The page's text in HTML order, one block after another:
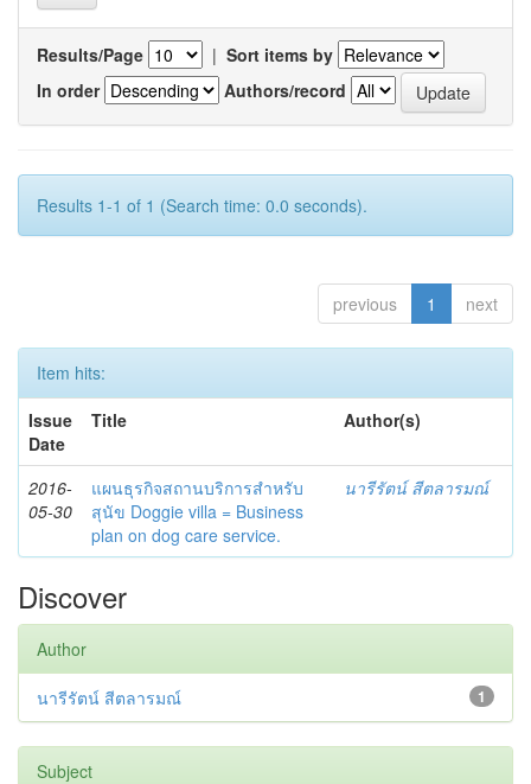
Results/Page | Sort items by
In order
Authors/record
Results 1-1 of 1 (Search time: 0.0 seconds).
previous 1 next
Item hits:
Issue
Date
Title Author(s)
2016-
05-30
แผนธุรกิจสถานบริการสำหรับ
สุนัข Doggie villa = Business
plan on dog care service.
นารีรัตน์ สีตลารมณ์
Discover
Author
1
นารีรัตน์ สีตลารมณ์
Subject